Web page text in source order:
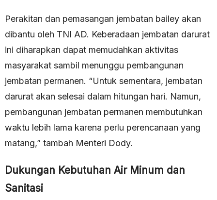
Perakitan dan pemasangan jembatan bailey akan
dibantu oleh TNI AD. Keberadaan jembatan darurat
ini diharapkan dapat memudahkan aktivitas
masyarakat sambil menunggu pembangunan
jembatan permanen. “Untuk sementara, jembatan
darurat akan selesai dalam hitungan hari. Namun,
pembangunan jembatan permanen membutuhkan
waktu lebih lama karena perlu perencanaan yang
matang,” tambah Menteri Dody.
Dukungan Kebutuhan Air Minum dan
Sanitasi